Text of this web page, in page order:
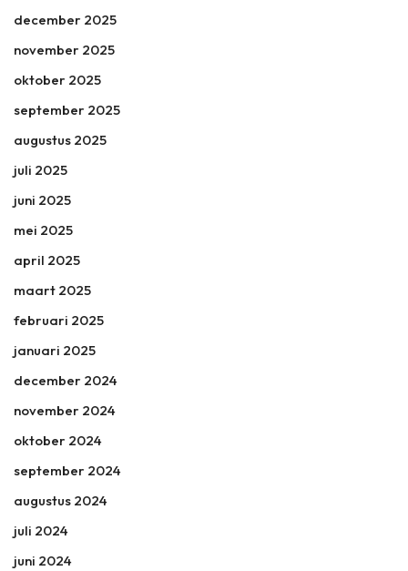
december 2025
november 2025
oktober 2025
september 2025
augustus 2025
juli 2025
juni 2025
mei 2025
april 2025
maart 2025
februari 2025
januari 2025
december 2024
november 2024
oktober 2024
september 2024
augustus 2024
juli 2024
juni 2024